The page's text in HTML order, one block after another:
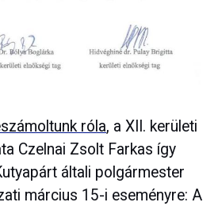
róla, a XII. kerületi
Czelnai Zsolt Farkas így
általi polgármester
március 15-i eseményre: A